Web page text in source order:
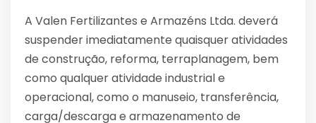
A Valen Fertilizantes e Armazéns Ltda. deverá
suspender imediatamente quaisquer atividades
de construção, reforma, terraplanagem, bem
como qualquer atividade industrial e
operacional, como o manuseio, transferência,
carga/descarga e armazenamento de